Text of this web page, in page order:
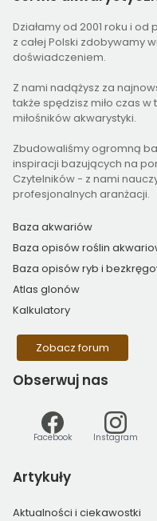
Działamy od 2001 roku i
z całej Polski zdobywamy
doświadczeniem.
Z nami nadążysz za
także spędzisz miło czas
miłośników akwarystyki.
Zbudowaliśmy ogromną
inspiracji bazujących na
Czytelników - z nami
profesjonalnych aranżacji.
Baza akwariów
Baza opisów roślin
Baza opisów ryb i
Atlas glonów
Kalkulatory
Zobacz forum
Obserwuj nas
Facebook Instagram
Artykuły
Aktualności i ciekawostki